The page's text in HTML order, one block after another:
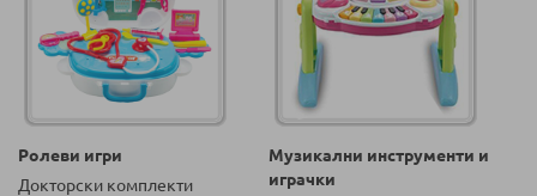
Ролеви игри
Докторски комплекти
Музикални инструменти и
играчки